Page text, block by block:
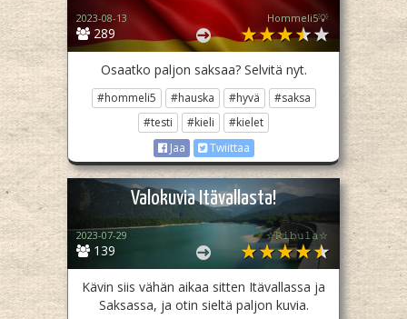
289
2023-08-13 Hommeli5💡
Osaatko paljon saksaa? Selvitä nyt.
#hommeli5 #hauska #hyvä
#saksa
#testi
#kieli
#kielet
Jaa
Twiittaa
Valokuvia Itävallasta!
139
2023-07-29 ☆𝚁𝚒𝚋𝚞𝚕𝚊☆
Kävin siis vähän aikaa sitten Itävallassa ja
Saksassa, ja otin sieltä paljon kuvia.